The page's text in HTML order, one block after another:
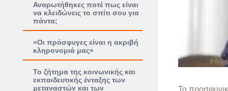
Αναρωτήθηκες ποτέ πως είναι
να κλειδώνεις το σπίτι σου για
πάντα;
«Οι πρόσφυγες είναι η ακριβή
κληρονομιά μας»
Το ζήτημα της κοινωνικής και
εκπαιδευτικής ένταξης των
μεταναστών και των